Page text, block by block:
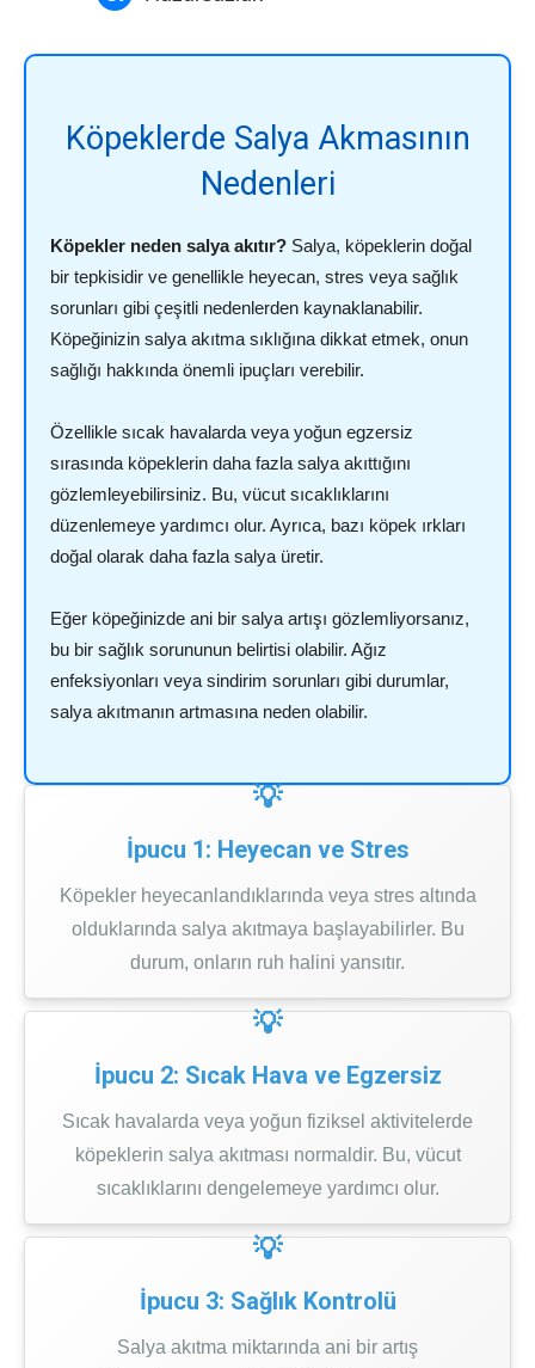
Köpeklerde Salya Akmasının
Nedenleri
Köpekler neden salya akıtır? Salya, köpeklerin doğal
bir tepkisidir ve genellikle heyecan, stres veya sağlık
sorunları gibi çeşitli nedenlerden kaynaklanabilir.
Köpeğinizin salya akıtma sıklığına dikkat etmek, onun
sağlığı hakkında önemli ipuçları verebilir.
Özellikle sıcak havalarda veya yoğun egzersiz
sırasında köpeklerin daha fazla salya akıttığını
gözlemleyebilirsiniz. Bu, vücut sıcaklıklarını
düzenlemeye yardımcı olur. Ayrıca, bazı köpek ırkları
doğal olarak daha fazla salya üretir.
Eğer köpeğinizde ani bir salya artışı gözlemliyorsanız,
bu bir sağlık sorununun belirtisi olabilir. Ağız
enfeksiyonları veya sindirim sorunları gibi durumlar,
salya akıtmanın artmasına neden olabilir.
İpucu 1: Heyecan ve Stres
Köpekler heyecanlandıklarında veya stres altında
olduklarında salya akıtmaya başlayabilirler. Bu
durum, onların ruh halini yansıtır.
İpucu 2: Sıcak Hava ve Egzersiz
Sıcak havalarda veya yoğun fiziksel aktivitelerde
köpeklerin salya akıtması normaldir. Bu, vücut
sıcaklıklarını dengelemeye yardımcı olur.
İpucu 3: Sağlık Kontrolü
Salya akıtma miktarında ani bir artış